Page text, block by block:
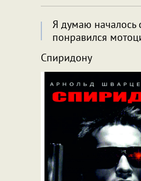
Я думаю началось
понравился
Спиридону